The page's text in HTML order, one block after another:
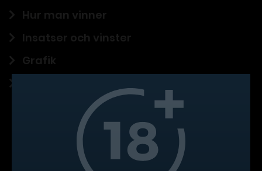
Hur man vinner
Insatser och vinster
Grafik